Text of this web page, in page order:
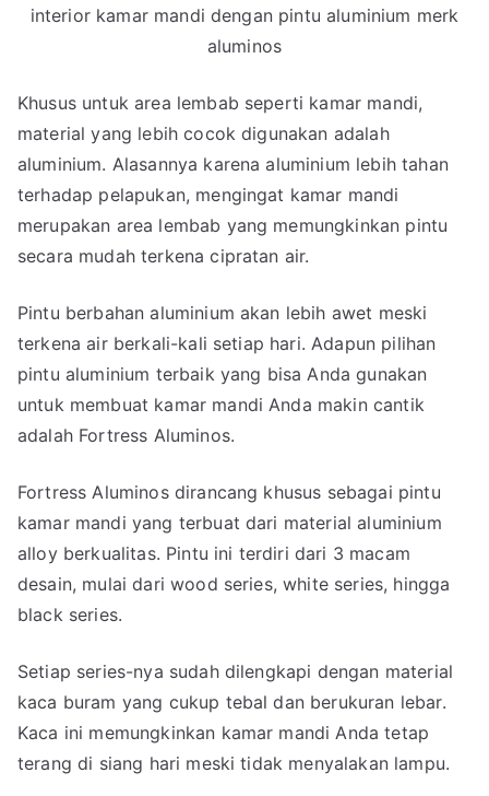
interior kamar mandi dengan pintu aluminium merk
aluminos
Khusus untuk area lembab seperti kamar mandi,
material yang lebih cocok digunakan adalah
aluminium. Alasannya karena aluminium lebih tahan
terhadap pelapukan, mengingat kamar mandi
merupakan area lembab yang memungkinkan pintu
secara mudah terkena cipratan air.
Pintu berbahan aluminium akan lebih awet meski
terkena air berkali-kali setiap hari. Adapun pilihan
pintu aluminium terbaik yang bisa Anda gunakan
untuk membuat kamar mandi Anda makin cantik
adalah Fortress Aluminos.
Fortress Aluminos dirancang khusus sebagai pintu
kamar mandi yang terbuat dari material aluminium
alloy berkualitas. Pintu ini terdiri dari 3 macam
desain, mulai dari wood series, white series, hingga
black series.
Setiap series-nya sudah dilengkapi dengan material
kaca buram yang cukup tebal dan berukuran lebar.
Kaca ini memungkinkan kamar mandi Anda tetap
terang di siang hari meski tidak menyalakan lampu.